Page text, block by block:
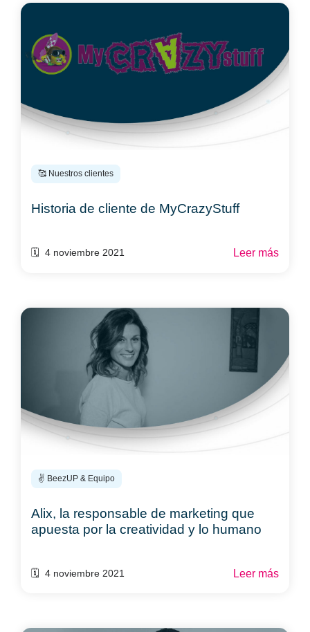
🥰 Nuestros clientes
Historia de cliente de MyCrazyStuff
🗓️ 4 noviembre 2021 Leer más
✌️ BeezUP & Equipo
Alix, la responsable de marketing que
apuesta por la creatividad y lo humano
🗓️ 4 noviembre 2021 Leer más